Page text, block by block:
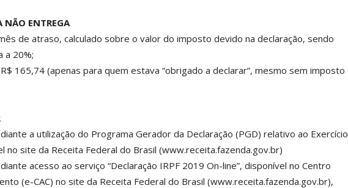
NÃO ENTREGA
de atraso, calculado sobre o valor do imposto devido na declaração, sendo
a 20%;
165,74 (apenas para quem estava “obrigado a declarar”, mesmo sem imposto
a utilização do Programa Gerador da Declaração (PGD) relativo ao Exercício
no site da Receita Federal do Brasil (www.receita.fazenda.gov.br)
acesso ao serviço “Declaração IRPF 2019 On-line”, disponível no Centro
(e-CAC) no site da Receita Federal do Brasil (www.receita.fazenda.gov.br),